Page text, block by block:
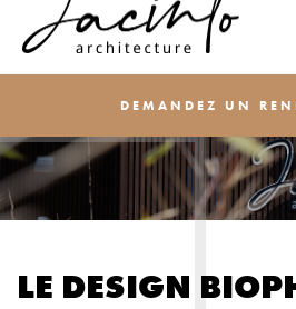
DEMANDEZ UN
LE DESIGN